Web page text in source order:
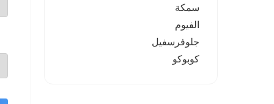
سمكة
الفيوم
جلوفرسفيل
كوبوكو